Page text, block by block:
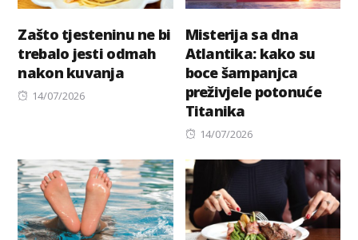
Zašto tjesteninu ne bi
trebalo jesti odmah
nakon kuvanja
Posted
14/07/2026
Misterija sa dna
Atlantika: kako su
boce šampanjca
preživjele potonuće
Titanika
Posted
14/07/2026